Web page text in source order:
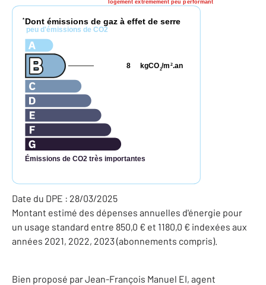
logement extrêmement peu performant
* Dont émissions de gaz à effet de serre
peu d'émissions de CO2
Émissions de CO2 très importantes
kgCO2/m 2.an
8
Date du DPE : 28/03/2025
Montant estimé des dépenses annuelles d'énergie pour
un usage standard entre 850,0 € et 1180,0 € indexées aux
années 2021, 2022, 2023 (abonnements compris).
Bien proposé parJean-François Manuel EI, agent